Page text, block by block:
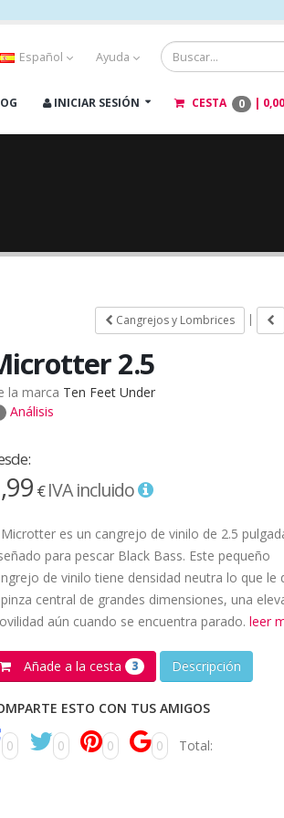
Español Ayuda
INICIAR SESIÓN CESTA 0 |
Cangrejos y Lombrices |
2.5
la marca Ten Feet Under
Análisis
€IVA incluido
es un cangrejo de vinilo de 2.5
para pescar Black Bass. Este pequeño
de vinilo tiene densidad neutra lo que le
central de grandes dimensiones, una
aún cuando se encuentra parado. leer
Añade a la cesta 3 Descripción
ESTO CON TUS AMIGOS
0 0 0 0 Total: